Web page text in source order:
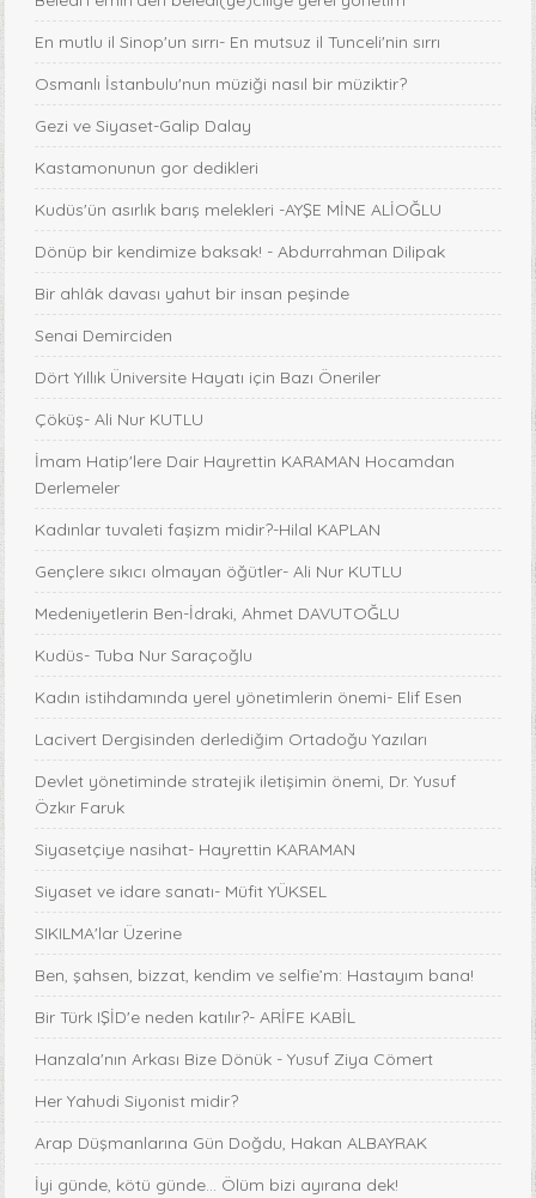
En mutlu il Sinop'un sırrı- En mutsuz il Tunceli'nin sırrı
Osmanlı İstanbulu'nun müziği nasıl bir müziktir?
Gezi ve Siyaset-Galip Dalay
Kastamonunun gor dedikleri
Kudüs'ün asırlık barış melekleri -AYŞE MİNE ALİOĞLU
Dönüp bir kendimize baksak! - Abdurrahman Dilipak
Bir ahlâk davası yahut bir insan peşinde
Senai Demirciden
Dört Yıllık Üniversite Hayatı için Bazı Öneriler
Çöküş- Ali Nur KUTLU
İmam Hatip'lere Dair Hayrettin KARAMAN Hocamdan
Derlemeler
Kadınlar tuvaleti faşizm midir?-Hilal KAPLAN
Gençlere sıkıcı olmayan öğütler- Ali Nur KUTLU
Medeniyetlerin Ben-İdraki, Ahmet DAVUTOĞLU
Kudüs- Tuba Nur Saraçoğlu
Kadın istihdamında yerel yönetimlerin önemi- Elif Esen
Lacivert Dergisinden derlediğim Ortadoğu Yazıları
Devlet yönetiminde stratejik iletişimin önemi, Dr. Yusuf
Özkır Faruk
Siyasetçiye nasihat- Hayrettin KARAMAN
Siyaset ve idare sanatı- Müfit YÜKSEL
SIKILMA'lar Üzerine
Ben, şahsen, bizzat, kendim ve selfie’m: Hastayım bana!
Bir Türk IŞİD'e neden katılır?- ARİFE KABİL
Hanzala'nın Arkası Bize Dönük - Yusuf Ziya Cömert
Her Yahudi Siyonist midir?
Arap Düşmanlarına Gün Doğdu, Hakan ALBAYRAK
İyi günde, kötü günde... Ölüm bizi ayırana dek!